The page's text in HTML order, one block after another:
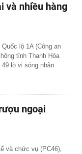
và nhiều hàng
lộ 1A (Công an
tỉnh Thanh Hóa
lò vi sóng nhãn
ngoại
và chức vụ (PC46),